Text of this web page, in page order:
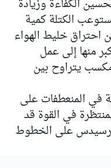
الكفاءة وزيادة
الكتلة كمية
احتراق خليط الهواء
منها إلى عمل
يتراوح بين
في المنعطفات على
في القوة قد
على الخطوط